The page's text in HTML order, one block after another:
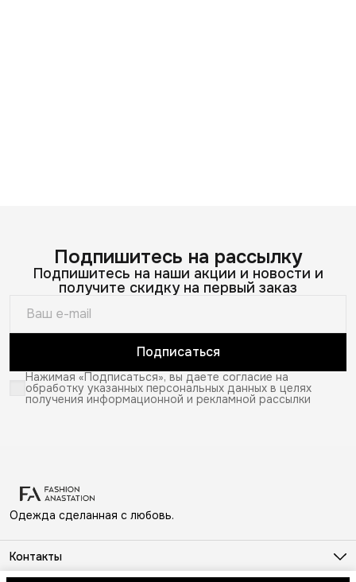
Подпишитесь на рассылку
Подпишитесь на наши акции и новости и
получите скидку на первый заказ
Подписаться
Нажимая «Подписаться», вы даете согласие на
обработку указанных персональных данных в целях
получения информационной и рекламной рассылки
Одежда сделанная с любовь.
Контакты
Адрес